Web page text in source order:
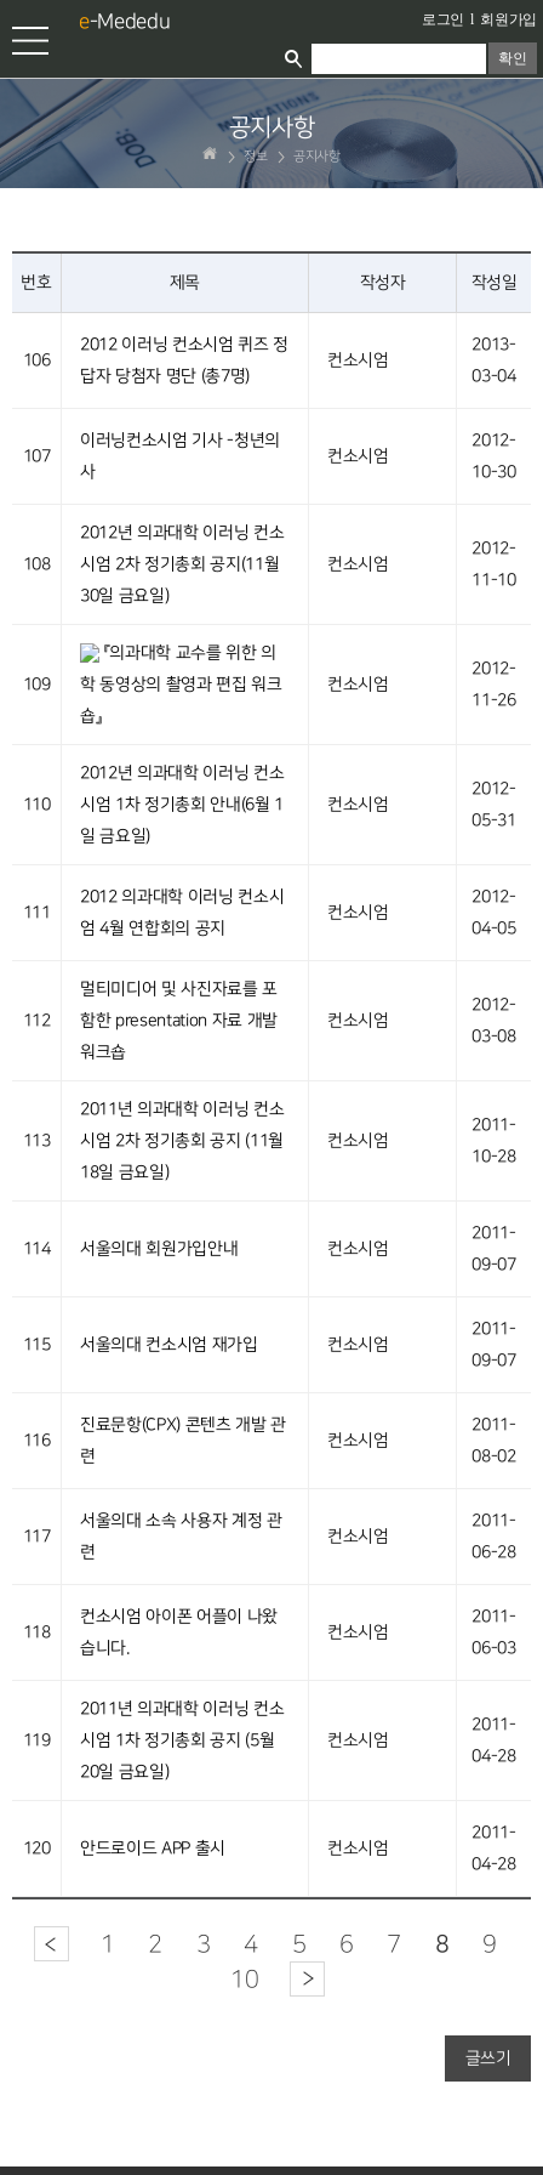
e-Mededu 로그인 l 회원가입
확인
공지사항
정보 공지사항
번호 제목 작성자 작성일
106
2012 이러닝 컨소시엄 퀴즈 정
답자 당첨자 명단 (총7명)
컨소시엄
2013-
03-04
107
이러닝컨소시엄 기사 -청년의
사
컨소시엄
2012-
10-30
108
2012년 의과대학 이러닝 컨소
시엄 2차 정기총회 공지(11월
30일 금요일)
컨소시엄
2012-
11-10
109
『의과대학 교수를 위한 의
학 동영상의 촬영과 편집 워크
숍』
컨소시엄
2012-
11-26
110
2012년 의과대학 이러닝 컨소
시엄 1차 정기총회 안내(6월 1
일 금요일)
컨소시엄
2012-
05-31
111
2012 의과대학 이러닝 컨소시
엄 4월 연합회의 공지
컨소시엄
2012-
04-05
112
멀티미디어 및 사진자료를 포
함한 presentation 자료 개발
워크숍
컨소시엄
2012-
03-08
113
2011년 의과대학 이러닝 컨소
시엄 2차 정기총회 공지 (11월
18일 금요일)
컨소시엄
2011-
10-28
114 서울의대 회원가입안내 컨소시엄
2011-
09-07
115 서울의대 컨소시엄 재가입 컨소시엄
2011-
09-07
116
진료문항(CPX) 콘텐츠 개발 관
련
컨소시엄
2011-
08-02
117
서울의대 소속 사용자 계정 관
련
컨소시엄
2011-
06-28
118
컨소시엄 아이폰 어플이 나왔
습니다.
컨소시엄
2011-
06-03
119
2011년 의과대학 이러닝 컨소
시엄 1차 정기총회 공지 (5월
20일 금요일)
컨소시엄
2011-
04-28
120 안드로이드 APP 출시 컨소시엄
2011-
04-28
1 2 3 4 5 6 7 8
9
10
글쓰기